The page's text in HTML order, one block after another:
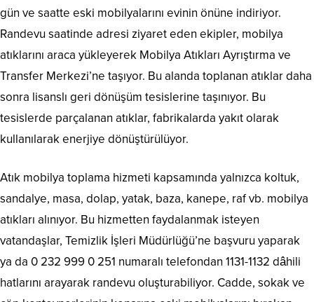
gün ve saatte eski mobilyalarını evinin önüne indiriyor.
Randevu saatinde adresi ziyaret eden ekipler, mobilya
atıklarını araca yükleyerek Mobilya Atıkları Ayrıştırma ve
Transfer Merkezi’ne taşıyor. Bu alanda toplanan atıklar daha
sonra lisanslı geri dönüşüm tesislerine taşınıyor. Bu
tesislerde parçalanan atıklar, fabrikalarda yakıt olarak
kullanılarak enerjiye dönüştürülüyor.
Atık mobilya toplama hizmeti kapsamında yalnızca koltuk,
sandalye, masa, dolap, yatak, baza, kanepe, raf vb. mobilya
atıkları alınıyor. Bu hizmetten faydalanmak isteyen
vatandaşlar, Temizlik İşleri Müdürlüğü’ne başvuru yaparak
ya da 0 232 999 0 251 numaralı telefondan 1131-1132 dâhili
hatlarını arayarak randevu oluşturabiliyor. Cadde, sokak ve